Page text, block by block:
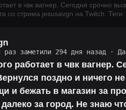
в чвк вагнер. Сегодня срочно
со стрима jesusavgn на Twitch. Теги:
раз заметили 294 дня назад ·
работает в чвк вагнер.
поздно и ничего
и бежать в магазин за
за город. Не знаю